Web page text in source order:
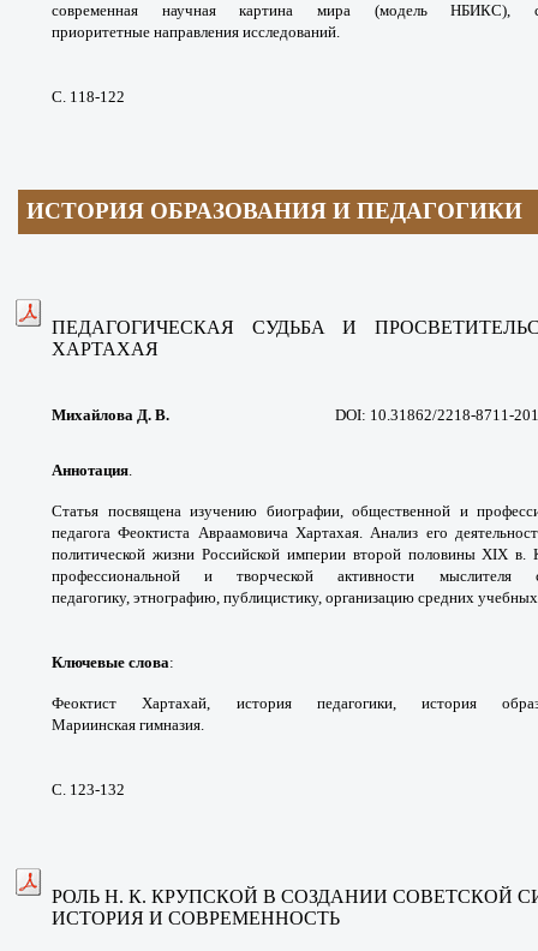
современная научнаякартина мира (модель НБИКС),
приоритетные направления исследований.
С. 118-122
ИСТОРИЯ ОБРАЗОВАНИЯ И ПЕДАГОГИКИ
ПЕДАГОГИЧЕСКАЯ СУДЬБА И
ХАРТАХАЯ
Михайлова Д. В. DOI: 10.31862/2218-8711-
Аннотация.
Статья посвящена изучению биографии, общественной и
педагогаФеоктиста Авраамовича Хартахая. Анализ его
политической жизни Российской империи второй половины XIX в.
профессиональнойи творческой активности
педагогику, этнографию, публицистику, организацию средних
Ключевые слова:
Феоктист Хартахай, история педагогики, история
Мариинская гимназия.
С. 123-132
РОЛЬ Н. К. КРУПСКОЙ В СОЗДАНИИ СОВЕТСКОЙ
ИСТОРИЯ И СОВРЕМЕННОСТЬ